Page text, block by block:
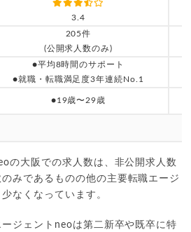
3.4
205件
(公開求人数のみ)
●平均8時間のサポート
●就職・転職満足度3年連続No.1
●19歳〜29歳
の大阪での求人数は、非公開求人数
みであるものの他の主要転職エージ
なくなっています。
ジェントneoは第二新卒や既卒に特